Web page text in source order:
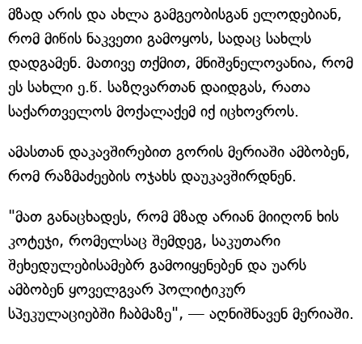
მზად არის და ახლა გამგეობისგან ელოდებიან,
რომ მიწის ნაკვეთი გამოყოს, სადაც სახლს
დადგამენ. მათივე თქმით, მნიშვნელოვანია, რომ
ეს სახლი ე.წ. საზღვართან დაიდგას, რათა
საქართველოს მოქალაქემ იქ იცხოვროს.
ამასთან დაკავშირებით გორის მერიაში ამბობენ,
რომ რაზმაძეების ოჯახს დაუკავშირდნენ.
"მათ განაცხადეს, რომ მზად არიან მიიღონ ხის
კოტეჯი, რომელსაც შემდეგ, საკუთარი
შეხედულებისამებრ გამოიყენებენ და უარს
ამბობენ ყოველგვარ პოლიტიკურ
სპეკულაციებში ჩაბმაზე", — აღნიშნავენ მერიაში.